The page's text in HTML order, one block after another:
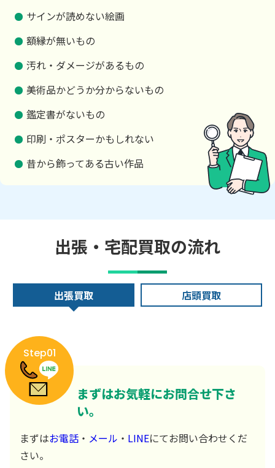
サインが読めない絵画
額縁が無いもの
汚れ・ダメージがあるもの
美術品かどうか分からないもの
鑑定書がないもの
印刷・ポスターかもしれない
昔から飾ってある古い作品
出張・宅配買取の流れ
出張買取 店頭買取
Step01
まずはお気軽にお問合せ下さ
い。
まずはお電話 ・ メール ・ LINEにてお問い合わせくだ
さい。